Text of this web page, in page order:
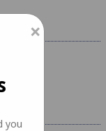
×
you